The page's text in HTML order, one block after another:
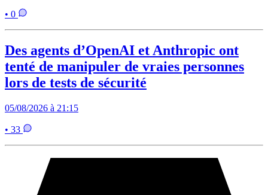
• 0
Des agents d’OpenAI et Anthropic ont
tenté de manipuler de vraies personnes
lors de tests de sécurité
05/08/2026 à 21:15
• 33